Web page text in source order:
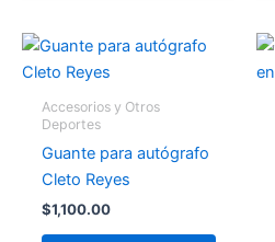
Accesorios y Otros
Deportes
Guante para autógrafo
Cleto Reyes
$1,100.00